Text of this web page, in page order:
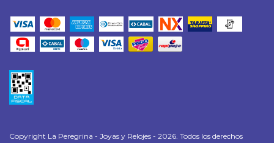
Copyright La Peregrina - Joyas y Relojes - 2026. Todos los derechos